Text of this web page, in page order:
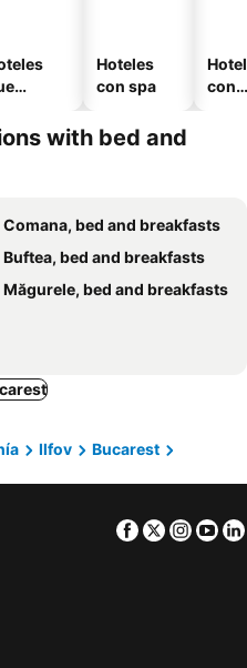
Hoteles
con spa
con
with bed and
Comana, bed and breakfasts
Buftea, bed and breakfasts
Măgurele, bed and breakfasts
Ilfov
Bucarest
Facebook
Twitter